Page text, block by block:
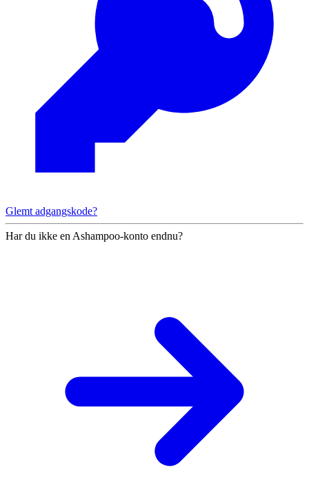
Glemt adgangskode?
Har du ikke en Ashampoo-konto endnu?